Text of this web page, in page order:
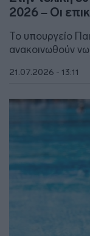
2026 – Οι
Το υπουργείο
ανακοινωθούν
21.07.2026 - 13:11